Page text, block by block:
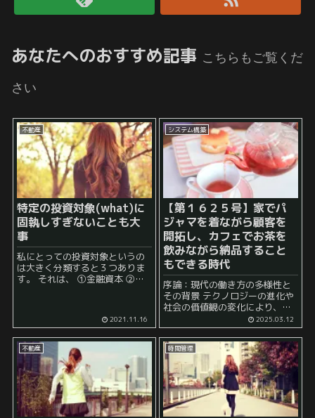
あなたへのおすすめ記事 こちらもご覧くだ
さい
不動産
特定の投資対象(what)に
固執しすぎないことも大
事
私にとっての投資対象というの
は大きく分類すると３つありま
す。 それは、 ①金融資本 ②人
2021.11.16
システム構築
【第１６２５号】家でパ
ジャマを着ながら顧客を
開拓し、カフェでお茶を
飲みながら納品すること
もできる時代
序論：現代の働き方の多様性と
その背景 テクノロジーの進化や
社会の価値観の変化により、働
き方は大きく変わりました。イ
ンターネットとデジタルツール
の普及により、時間や場所に縛
られない働き方が現実のものと
なり、多くの人が自...
2025.03.12
不動産 時間管理